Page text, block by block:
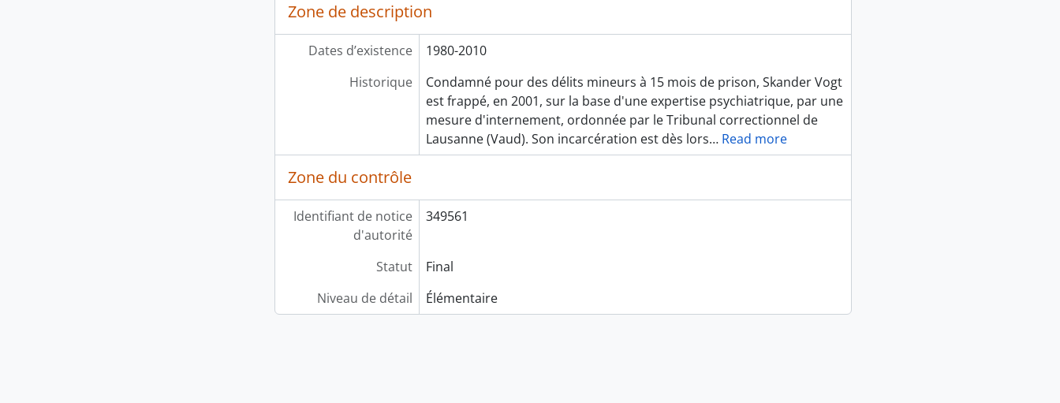
Zone de description
Dates d’existence
1980-2010
Historique
Condamné pour des délits mineurs à 15 mois de prison, Skander Vogt
est frappé, en 2001, sur la base d'une expertise psychiatrique, par une
mesure d'internement, ordonnée par le Tribunal correctionnel de
Lausanne (Vaud). Son incarcération est dès lors… Read more
Zone du contrôle
Identifiant de notice
d'autorité
349561
Statut
Final
Niveau de détail
Élémentaire